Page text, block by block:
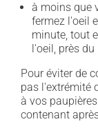
à moins que
fermez l'oeil
minute, tout
l'oeil, près du
Pour éviter de
pas l'extrémité
à vos
contenant